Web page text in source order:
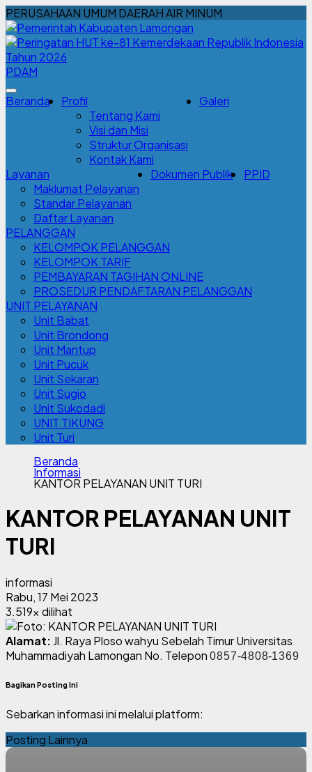
PERUSAHAAN UMUM DAERAH AIR MINUM
PDAM
Beranda
Profil
Tentang Kami
Visi dan Misi
Struktur Organisasi
Kontak Kami
Galeri
Layanan
Maklumat Pelayanan
Standar Pelayanan
Daftar Layanan
Dokumen Publik PPID
PELANGGAN
KELOMPOK PELANGGAN
KELOMPOK TARIF
PEMBAYARAN TAGIHAN ONLINE
PROSEDUR PENDAFTARAN PELANGGAN
UNIT PELAYANAN
Unit Babat
Unit Brondong
Unit Mantup
Unit Pucuk
Unit Sekaran
Unit Sugio
Unit Sukodadi
UNIT TIKUNG
Unit Turi
Beranda
Informasi
KANTOR PELAYANAN UNIT TURI
KANTOR PELAYANAN UNIT
TURI
informasi
Rabu, 17 Mei 2023
3.519x dilihat
Alamat: Jl. Raya Ploso wahyu Sebelah Timur Universitas
Muhammadiyah Lamongan No. Telepon 0857-4808-1369
Bagikan Posting Ini
Sebarkan informasi ini melalui platform:
Posting Lainnya